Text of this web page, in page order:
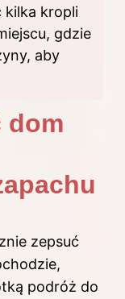
kilka kropli
gdzie
aby
dom
zepsuć
podróż do